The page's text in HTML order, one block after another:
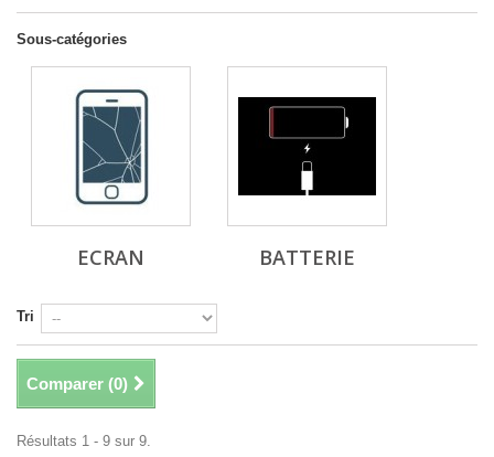
Sous-catégories
ECRAN BATTERIE
Tri
Comparer (0)
Résultats 1 - 9 sur 9.